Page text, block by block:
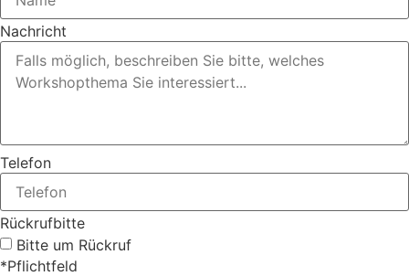
Nachricht
Telefon
Rückrufbitte
Bitte um Rückruf
*Pflichtfeld